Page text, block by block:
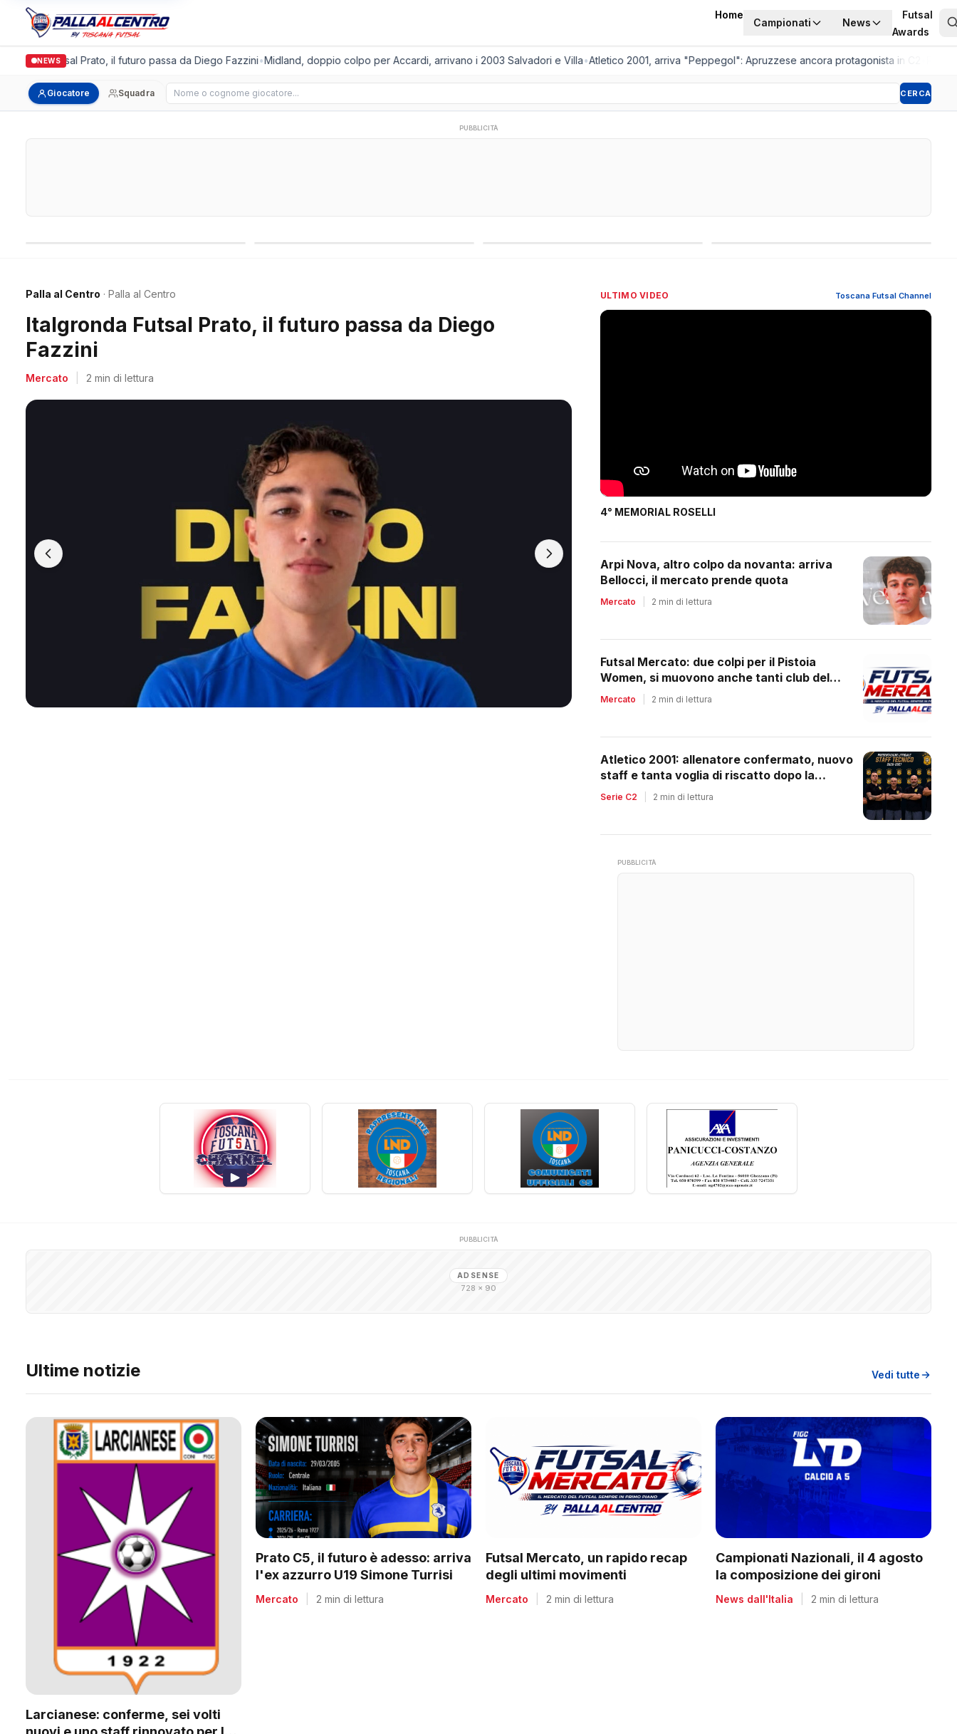
Home
Campionati News
Futsal
Awards
NEWS
Futsal Prato, il futuro passa da Diego Fazzini•Midland, doppio colpo per Accardi, arrivano i 2003 Salvadori e Villa•Atletico 2001, arriva "Peppegol": Apruzzese ancora protagonista in C2
Giocatore Squadra Cerca giocatore CERCA
PUBBLICITÀ
Palla al Centro · Palla al Centro
Midland, doppio colpo per Accardi, arrivano i 2003
Salvadori e Villa
Mercato 2 min di lettura
ULTIMO VIDEO Toscana Futsal Channel
4° MEMORIAL ROSELLI
Arpi Nova, altro colpo da novanta: arriva
Bellocci, il mercato prende quota
Mercato 2 min di lettura
Futsal Mercato: due colpi per il Pistoia
Women, si muovono anche tanti club del
regionale
Mercato 2 min di lettura
Atletico 2001: allenatore confermato, nuovo
staff e tanta voglia di riscatto dopo la
retrocessione
Serie C2 2 min di lettura
PUBBLICITÀ
PUBBLICITÀ
ADSENSE
728 × 90
Ultime notizie Vedi tutte
Larcianese: conferme, sei volti
Prato C5, il futuro è adesso: arriva
l'ex azzurro U19 Simone Turrisi
Mercato 2 min di lettura
Futsal Mercato, un rapido recap
degli ultimi movimenti
Mercato 2 min di lettura
Campionati Nazionali, il 4 agosto
la composizione dei gironi
News dall'Italia 2 min di lettura